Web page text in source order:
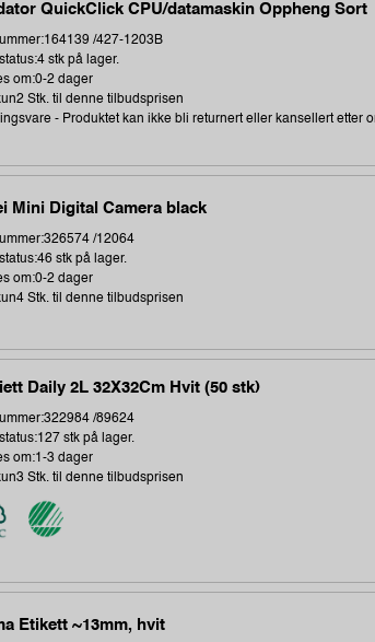
QuickClick CPU/datamaskin Oppheng Sort
/427-1203B
stk på lager.
om:0-2 dager
Stk. til denne tilbudsprisen
- Produktet kan ikke bli returnert eller kansellert etter
Mini Digital Camera black
/12064
stk på lager.
om:0-2 dager
Stk. til denne tilbudsprisen
Daily 2L 32X32Cm Hvit (50 stk)
/89624
stk på lager.
om:1-3 dager
Stk. til denne tilbudsprisen
Etikett ~13mm, hvit